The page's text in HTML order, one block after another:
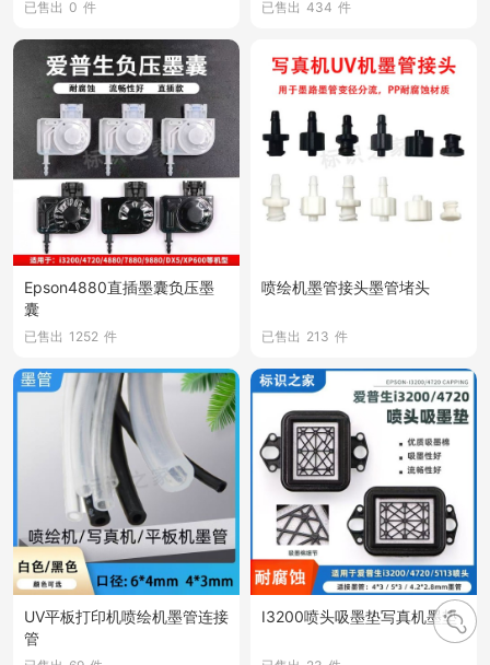
已售出 0 件 已售出 434 件
Epson4880直插墨囊负压墨
囊
已售出 1252 件
喷绘机墨管接头墨管堵头
已售出 213 件
UV平板打印机喷绘机墨管连接
管
I3200喷头吸墨垫写真机墨垫